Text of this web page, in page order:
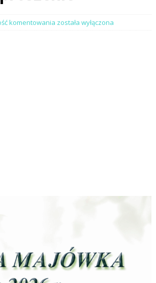
zwykła – intencje
INTENCJE
komentowania została wyłączona